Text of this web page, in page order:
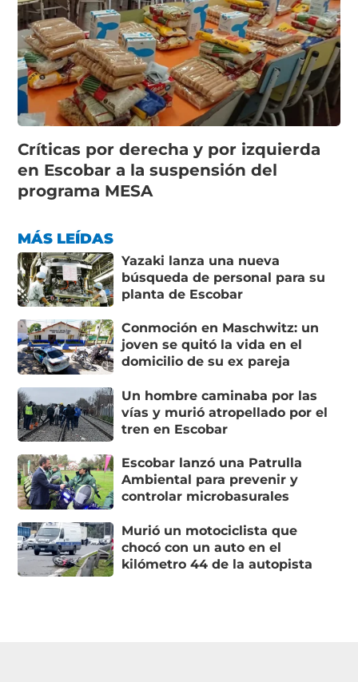
Críticas por derecha y por izquierda
en Escobar a la suspensión del
programa MESA
MÁS LEÍDAS
Yazaki lanza una nueva
búsqueda de personal para su
planta de Escobar
Conmoción en Maschwitz: un
joven se quitó la vida en el
domicilio de su ex pareja
Un hombre caminaba por las
vías y murió atropellado por el
tren en Escobar
Escobar lanzó una Patrulla
Ambiental para prevenir y
controlar microbasurales
Murió un motociclista que
chocó con un auto en el
kilómetro 44 de la autopista